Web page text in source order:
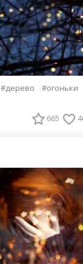
#дерево
#огоньки
665